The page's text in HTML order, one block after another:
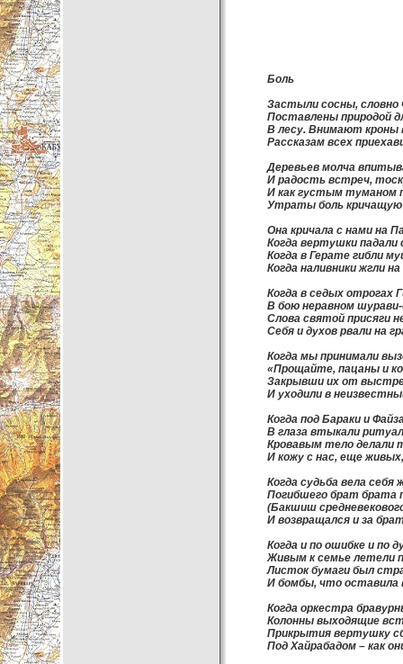
Боль
Застыли сосны, словно
Поставлены природой
В лесу. Внимают кроны
Рассказам всех
Деревьев молча
И радость встреч,
И как густым туманом
Утраты боль
Она кричала с нами на
Когда вертушки падали
Когда в Герате гибли
Когда наливники жгли
Когда в седых отрогах
В бою неравном
Слова святой присяги
Себя и духов рвали на
Когда мы принимали
«Прощайте, пацаны и
Закрывши их от
И уходили в
Когда под Бараки и
В глаза втыкали
Кровавым тело делали
И кожу с нас, еще
Когда судьба вела себя
Погибшего брат брата
(Бакшиш
И возвращался и за
Когда и по ошибке и по
Живым к семье летели
Листок бумаги был
И бомбы, что оставила
Когда оркестра
Колонны выходящие
Прикрытия вертушку
Под Хайрабадом – как